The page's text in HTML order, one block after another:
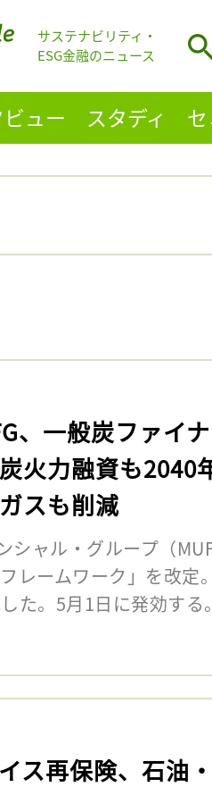
サステナビリティ・
ESG金融のニュース
ュー スタディ
、一般炭ファイ
火力融資も2040
スも削減
シャル・グループ（
レームワーク」を改定
た。5月1日に発効す
ス再保険、石油